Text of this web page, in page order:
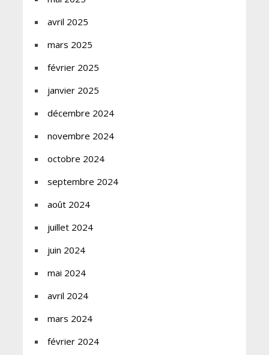
avril 2025
mars 2025
février 2025
janvier 2025
décembre 2024
novembre 2024
octobre 2024
septembre 2024
août 2024
juillet 2024
juin 2024
mai 2024
avril 2024
mars 2024
février 2024